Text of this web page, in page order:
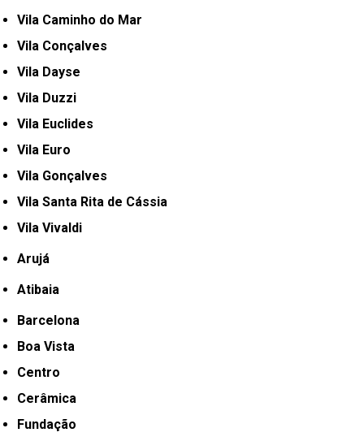
Vila Caminho do Mar
Vila Conçalves
Vila Dayse
Vila Duzzi
Vila Euclides
Vila Euro
Vila Gonçalves
Vila Santa Rita de Cássia
Vila Vivaldi
Arujá
Atibaia
Barcelona
Boa Vista
Centro
Cerâmica
Fundação